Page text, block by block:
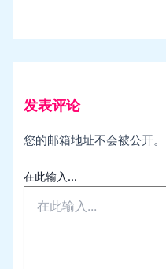
发表评论
您的邮箱地址不会被公开。
在此输入...